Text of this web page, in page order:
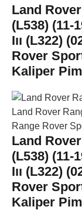
Land
(L538) (11-
Iıı (L322)
Rover
Kaliper
Land
(L538) (11-
Iıı (L322)
Rover
Kaliper